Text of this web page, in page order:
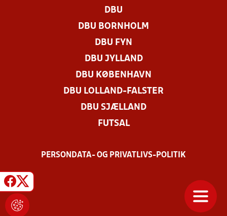
DBU
DBU BORNHOLM
DBU FYN
DBU JYLLAND
DBU KØBENHAVN
DBU LOLLAND-FALSTER
DBU SJÆLLAND
FUTSAL
PERSONDATA- OG PRIVATLIVS-POLITIK